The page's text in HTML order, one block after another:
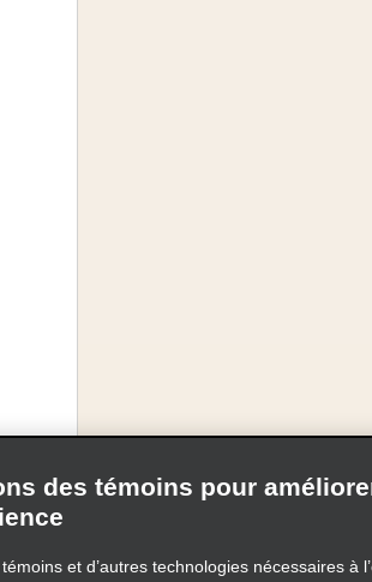
des témoins pour
et d’autres technologies nécessaires à